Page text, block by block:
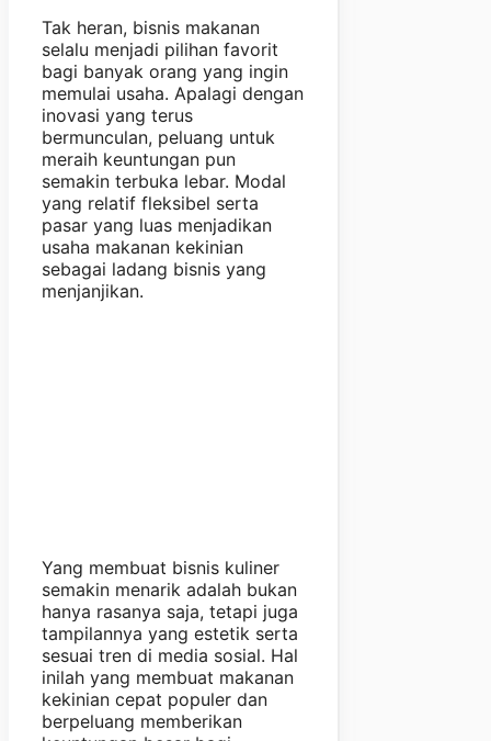
Tak heran, bisnis makanan
selalu menjadi pilihan favorit
bagi banyak orang yang ingin
memulai usaha. Apalagi dengan
inovasi yang terus
bermunculan, peluang untuk
meraih keuntungan pun
semakin terbuka lebar. Modal
yang relatif fleksibel serta
pasar yang luas menjadikan
usaha makanan kekinian
sebagai ladang bisnis yang
menjanjikan.
Yang membuat bisnis kuliner
semakin menarik adalah bukan
hanya rasanya saja, tetapi juga
tampilannya yang estetik serta
sesuai tren di media sosial. Hal
inilah yang membuat makanan
kekinian cepat populer dan
berpeluang memberikan